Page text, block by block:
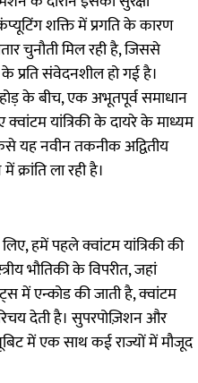
शक्ति में प्रगति के कारण
चुनौती मिल रही है, जिससे
प्रति संवेदनशील हो गई है।
के बीच, एक अभूतपूर्व समाधान
यांत्रिकी के दायरे के माध्यम
यह नवीन तकनीक अद्वितीय
क्रांति ला रही है।
हमें पहले क्वांटम यांत्रिकी की
भौतिकी के विपरीत, जहां
में एन्कोड की जाती है, क्वांटम
देती है। सुपरपोज़िशन और
में एक साथ कई राज्यों में मौजूद